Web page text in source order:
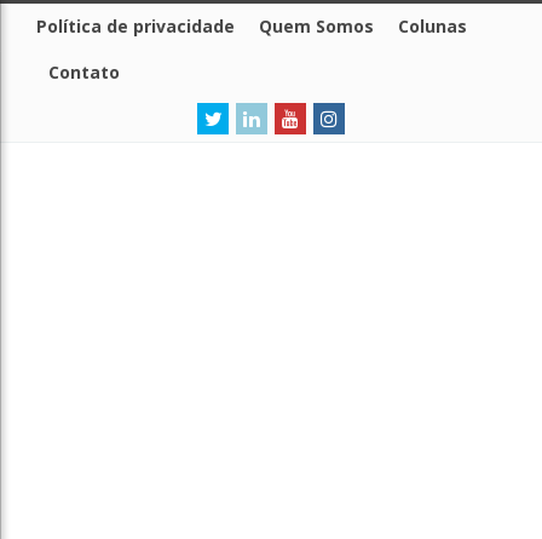
Política de privacidade Quem Somos
Colunas
Contato